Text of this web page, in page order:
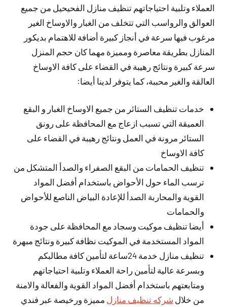
العملاء وتلبية احتياجاتهم تنظيف منازل الفحيحيل من جميع
العوالق والرواسب التي تتخلف من الغبار والاوساخ الغير
مرغوب فيها سرعة في أنجاز كبيرة أضافة للاهتمام بديكور
المنازل بطريقة معاصرة ومميزة مهما كان حجم المنزل
سرعة كبيرة ونتائج رهيبة في القضاء على كافة الاوساخ
العالقة والغير محببة، كما يتوفر لدينا أيضا:
خدمات تنظيف الستائر من جميع الاوساخ الغبار و البقع
العميقة التي تسبب ازعاج مع المحافظة على رونق
الستائر مرونة في العمل ونتائج رهيبة في القضاء على
كافة الاوساخ
تنظيف الحمامات من البقع الصفراء والصدأ المتشكل من
ترسب الماء حول الأحواض باستخدام أفضل المواد
القوية والمحاربة الصدأ للإعادة البياض الناصع للأحواض
والحمامات
أيضا تنظيف موكيت وسجاد مع المحافظة على جودة
المواد المستخدمة في الموكيت نظافة كبيرة ونتائج مبهرة
تنظيف منازل خدمة 24ساعة لتأمين كافة مطالبكم
وبسرعة عالية لتأمين راحة العملاء وتلبية احتياجاتهم
ومتابعتهم باستخدام أفضل المواد القوية والفعالة والامنة
من خلال شركه تنظيف منازل مميزة ورخيصة عبر فندي